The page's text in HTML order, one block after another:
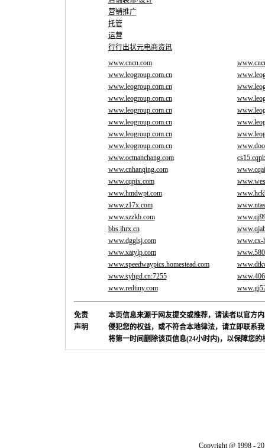
营销推广
托管
运营
行行出状元电商资讯
www.cncn.com
www.leogroup.com.cn
www.leogroup.com.cn
www.leogroup.com.cn
www.leogroup.com.cn
www.leogroup.com.cn
www.leogroup.com.cn
www.leogroup.com.cn
www.octnanchang.com
www.cnhanqing.com
www.cqpix.com
www.hmdwpt.com
www.z17x.com
www.szzkb.com
bbs.jhrx.cn
www.dgglsj.com
www.cx-
www.xatylp.com
www.speedwaypics.homestead.com
www.syhgd.cn:7255
www.redtiny.com
免责
声明
本页信息来源于网友提交或推荐，请读者以官方
侵犯您的权益，或不符合本地律法，请立即联系
将第一时间删除该页信息(24小时内)，以保障您的
Copyright @ 1998 -